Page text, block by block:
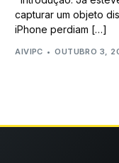
capturar um objeto
iPhone perdiam […]
AIVIPC OUTUBRO 3,